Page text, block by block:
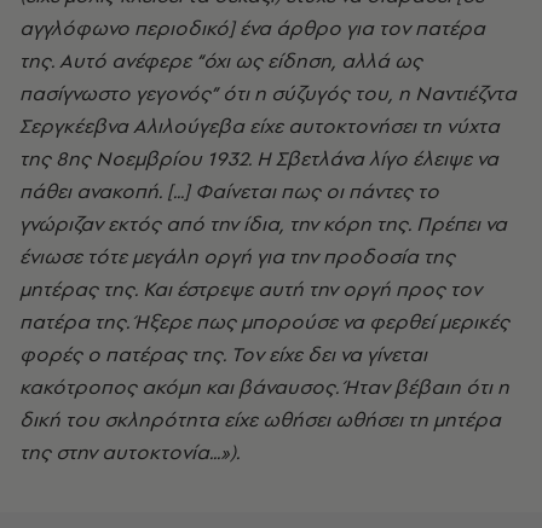
αγγλόφωνο περιοδικό] ένα άρθρο για τον πατέρα
της. Αυτό ανέφερε “όχι ως είδηση, αλλά ως
πασίγνωστο γεγονός” ότι η σύζυγός του, η Ναντιέζντα
Σεργκέεβνα Αλιλούγεβα είχε αυτοκτονήσει τη νύχτα
της 8ης Νοεμβρίου 1932. Η Σβετλάνα λίγο έλειψε να
πάθει ανακοπή. [...] Φαίνεται πως οι πάντες το
γνώριζαν εκτός από την ίδια, την κόρη της. Πρέπει να
ένιωσε τότε μεγάλη οργή για την προδοσία της
μητέρας της. Και έστρεψε αυτή την οργή προς τον
πατέρα της. Ήξερε πως μπορούσε να φερθεί μερικές
φορές ο πατέρας της. Τον είχε δει να γίνεται
κακότροπος ακόμη και βάναυσος. Ήταν βέβαιη ότι η
δική του σκληρότητα είχε ωθήσει ωθήσει τη μητέρα
της στην αυτοκτονία...»).